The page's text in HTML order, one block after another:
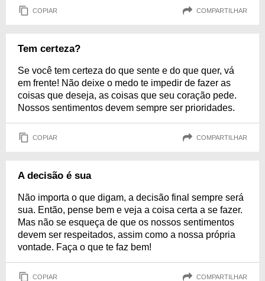
COPIAR COMPARTILHAR
Tem certeza?
Se você tem certeza do que sente e do que quer, vá
em frente! Não deixe o medo te impedir de fazer as
coisas que deseja, as coisas que seu coração pede.
Nossos sentimentos devem sempre ser prioridades.
COPIAR COMPARTILHAR
A decisão é sua
Não importa o que digam, a decisão final sempre será
sua. Então, pense bem e veja a coisa certa a se fazer.
Mas não se esqueça de que os nossos sentimentos
devem ser respeitados, assim como a nossa própria
vontade. Faça o que te faz bem!
COPIAR COMPARTILHAR